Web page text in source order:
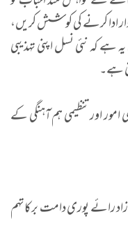
ادا کرنے کی کوشش کریں،
ہے کہ نئی نسل اپنی تہذیبی
ہے۔
اور تنظیمی ہم آہنگی کے
رائے پوری دامت برکاتہم